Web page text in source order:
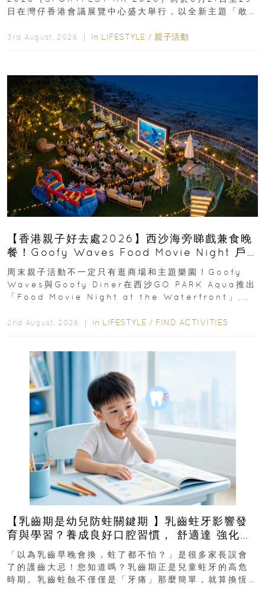
日在灣仔香港會議展覽中心盛大舉行，以全新主題「敢
3rd August, 2026 ｜ In LIFESTYLE / 親子活動
【香港親子好去處2026】西沙海旁睇戲兼食晚
餐！Goofy Waves Food Movie Night 戶
外影院逢週末登場
周末親子活動不一定只有逛商場和主題樂園！Goofy
Waves與Goofy Diner在西沙GO PARK Aqua推出
「Food Movie Night at the Waterfront」...
2nd August, 2026 ｜ In LIFESTYLE / FIND ACTIVITIES
【乳齒期是幼兒防蛀關鍵期 】乳齒蛀牙影響發
育與學習？養成良好口腔習慣， 舒適達 強化琺
瑯質 兒童牙膏防護指南
「以為乳齒早晚會換，蛀了都不怕？」是很多家長誤會
了的護齒大忌！您知道嗎？乳齒期正是兒童蛀牙的高危
時期。乳齒蛀蝕不僅僅是「牙痛」那麼簡單，就算換恆